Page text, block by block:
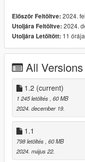
- Unzip File
- Drag and Drop files
(mods/update/x64/
- Open AddonPeds
Joji, Male, True, Click
To Update Old
One
If You Want To Use
Protagonist's Replace
Have To Rename &
You Use.
Először Feltöltve: 2024.
Utoljára Feltöltve: 2024.
Utoljára Letöltött: 11 órája
All Versions
1.2 (current)
1 245 letöltés , 60 MB
2024. december 19.
1.1
798 letöltés , 60 MB
2024. május 22.